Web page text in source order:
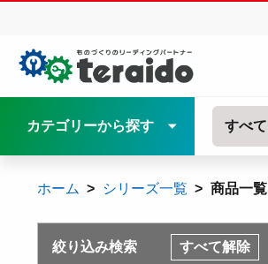
カテゴリーから探す すべて
ホーム シリーズ一覧 商品一覧
絞り込み検索 すべて解除